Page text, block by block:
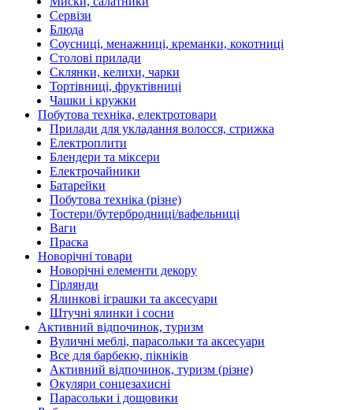
Сервізи
Блюда
Соусниці, менажниці, креманки, кокотниці
Столові прилади
Склянки, келихи, чарки
Тортівниці, фруктівниці
Чашки і кружки
Побутова техніка, електротовари
Прилади для укладання волосся, стрижка
Електроплити
Блендери та міксери
Електрочайники
Батарейки
Побутова техніка (різне)
Тостери/бутербродниці/вафельниці
Ваги
Праска
Новорічні товари
Новорічні елементи декору
Гірлянди
Ялинкові іграшки та аксесуари
Штучні ялинки і сосни
Активний відпочинок, туризм
Вуличні меблі, парасольки та аксесуари
Все для барбекю, пікніків
Активний відпочинок, туризм (різне)
Окуляри сонцезахисні
Парасольки і дощовики